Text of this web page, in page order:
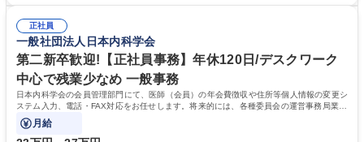
参加時のお顔出しも不要です。ぜひ、お気軽にエントリーください。 募集
職種 【9/2(水)19:00開催】応募意思不問WEBセミナー/総合職★8/26応募
〆
格：正社員
一般社団法人日本内科学会
第二新卒歓迎!【正社員事務】年休120日/デスクワーク
中心で残業少なめ 一般事務
日本内科学会の会員管理部門にて、医師（会員）の年会費徴収や住所等個人情報の変更シ
ステム入力、電話・FAX対応をお任せします。将来的には、各種委員会の運営事務局業務
などにも幅広く携わっていただきます。
月給